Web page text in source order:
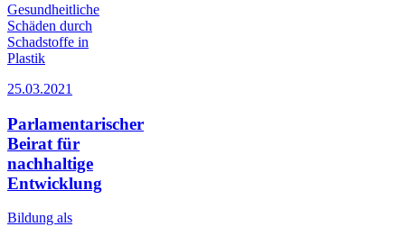
Gesundheitliche
Schäden durch
Schadstoffe in
Plastik
25.03.2021
Parlamentarischer
Beirat für
nachhaltige
Entwicklung
Bildung als